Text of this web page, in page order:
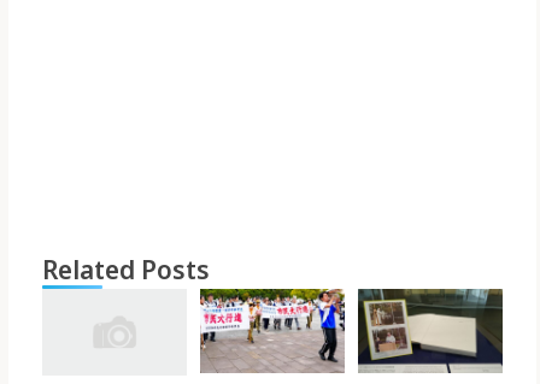
Related Posts